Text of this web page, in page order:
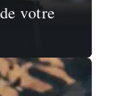
votre